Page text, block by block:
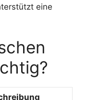
eine